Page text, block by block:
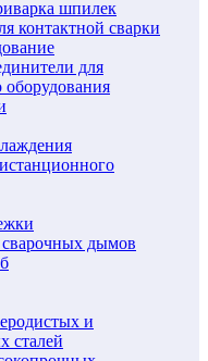
шпилек
контактной сварки
для
оборудования
дымов
и
сталей